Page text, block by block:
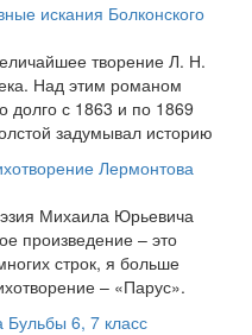
искания Болконского
творение Л. Н.
Над этим романом
долго с 1863 и по 1869
задумывал историю
Лермонтова
Михаила Юрьевича
произведение – это
строк, я больше
– «Парус».
6, 7 класс